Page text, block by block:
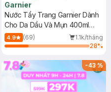
Garnier
Nước Tẩy Trang Garnier Dành
Cho Da Dầu Và Mụn 400ml
(Mới)
4.9 (69)
1.1k/tháng
28%
-43%